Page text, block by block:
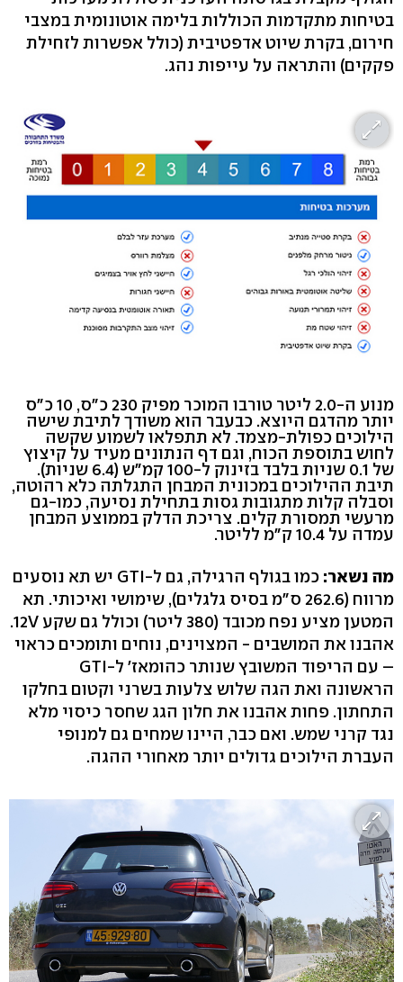
בטיחות מתקדמות הכוללות בלימה אוטונומית במצבי
חירום, בקרת שיוט אדפטיבית (כולל אפשרות לזחילת
פקקים) והתראה על עייפות נהג.
מנוע ה-2.0 ליטר טורבו המוכר מפיק 230 כ"ס, 10 כ"ס
יותר מהדגם היוצא. כבעבר הוא משודך לתיבת שישה
הילוכים כפולת-מצמד. לא תתפלאו לשמוע שקשה
לחוש בתוספת הכוח, וגם דף הנתונים מעיד על קיצוץ
של 0.1 שניות בלבד בזינוק ל-100 קמ"ש (6.4 שניות).
תיבת ההילוכים במכונית המבחן התגלתה כלא רהוטה,
וסבלה קלות מתגובות גסות בתחילת נסיעה, כמו-גם
מרעשי תמסורת קלים. צריכת הדלק בממוצע המבחן
עמדה על 10.4 ק"מ לליטר.
מה נשאר:
כמו בגולף הרגילה, גם ל-GTI יש תא נוסעים
מרווח (262.6 ס"מ בסיס גלגלים), שימושי ואיכותי. תא
המטען מציע נפח מכובד (380 ליטר) וכולל גם שקע 12V.
אהבנו את המושבים - המצוינים, נוחים ותומכים כראוי
– עם הריפוד המשובץ שנותר כהומאז' ל-GTI
הראשונה ואת הגה שלוש צלעות בשרני וקטום בחלקו
התחתון. פחות אהבנו את חלון הגג שחסר כיסוי מלא
נגד קרני שמש. ואם כבר, היינו שמחים גם למנופי
העברת הילוכים גדולים יותר מאחורי ההגה.